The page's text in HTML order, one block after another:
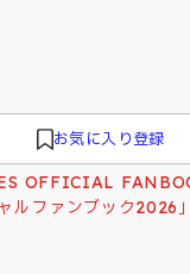
お気に入り登録
OFFICIAL
ファンブック2026